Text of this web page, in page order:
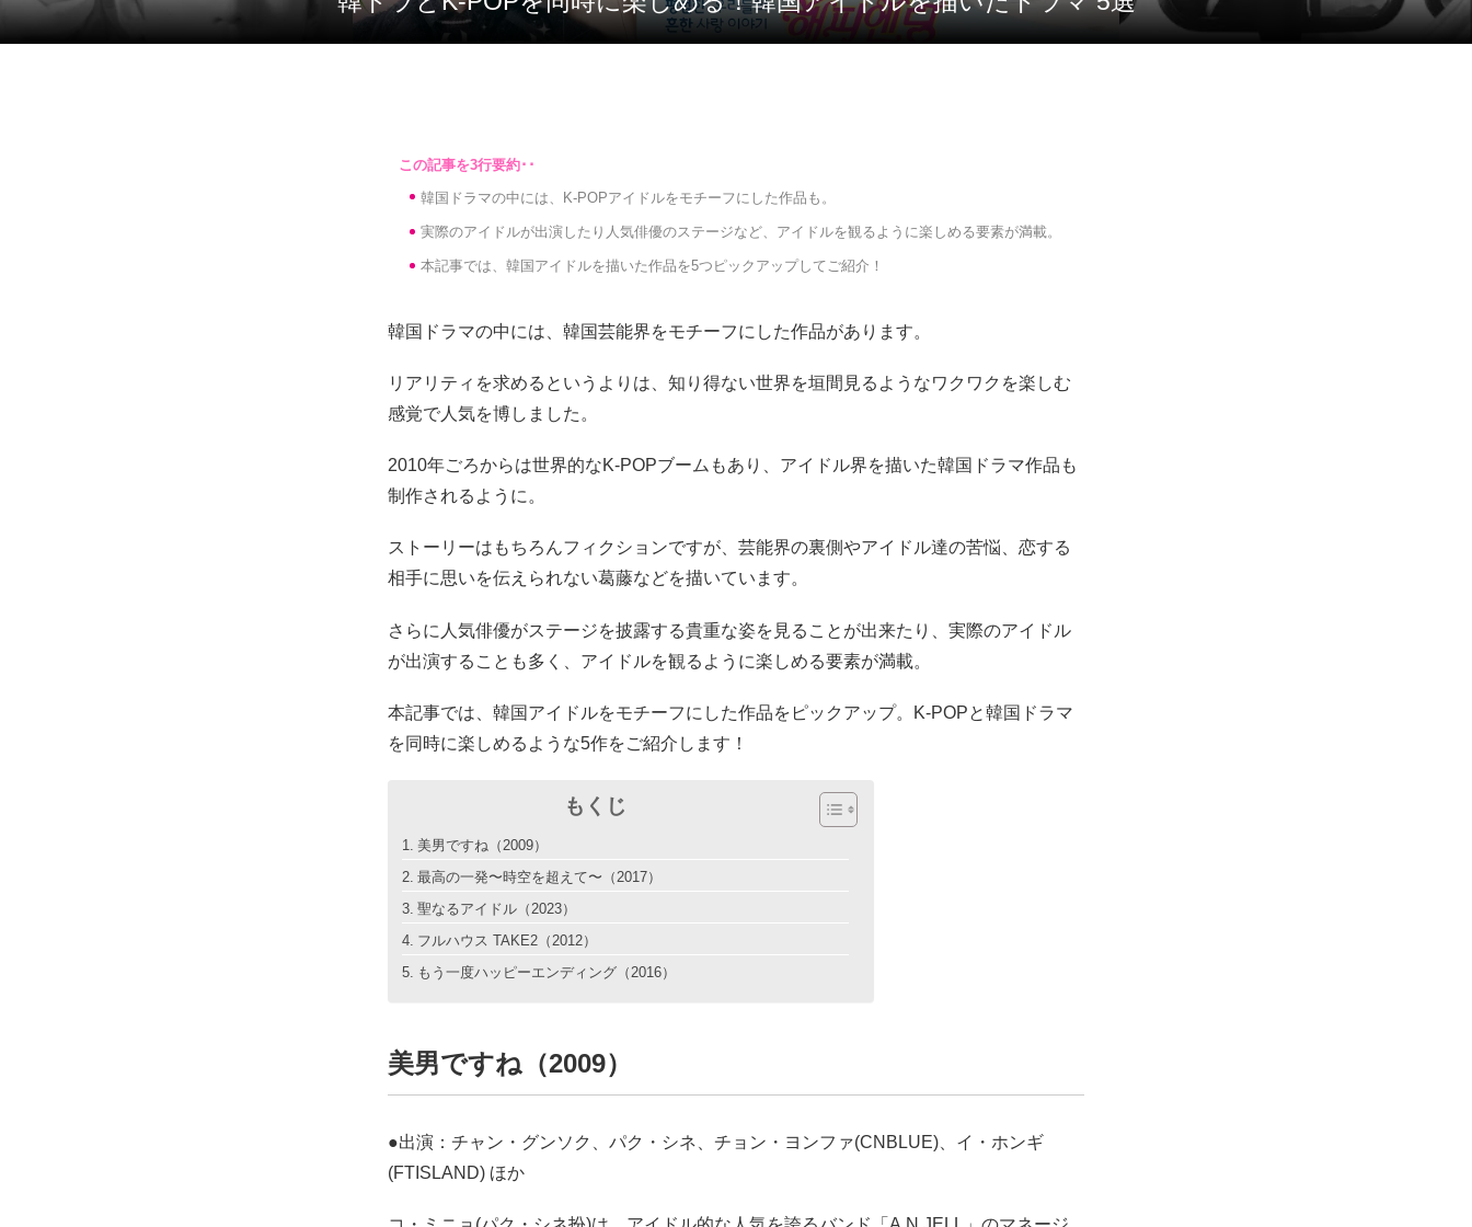
韓国ドラマの中には、K-POPアイドルをモチーフにした作品も。
実際のアイドルが出演したり人気俳優のステージなど、アイドルを観るように楽しめる要素が満載。
本記事では、韓国アイドルを描いた作品を5つピックアップしてご紹介！
韓国ドラマの中には、韓国芸能界をモチーフにした作品があります。
リアリティを求めるというよりは、知り得ない世界を垣間見るようなワクワクを楽しむ
感覚で人気を博しました。
2010年ごろからは世界的なK-POPブームもあり、アイドル界を描いた韓国ドラマ作品も
制作されるように。
ストーリーはもちろんフィクションですが、芸能界の裏側やアイドル達の苦悩、恋する
相手に思いを伝えられない葛藤などを描いています。
さらに人気俳優がステージを披露する貴重な姿を見ることが出来たり、実際のアイドル
が出演することも多く、アイドルを観るように楽しめる要素が満載。
本記事では、韓国アイドルをモチーフにした作品をピックアップ。K-POPと韓国ドラマ
を同時に楽しめるような5作をご紹介します！
もくじ
美男ですね（2009）
最高の一発〜時空を超えて〜（2017）
聖なるアイドル（2023）
フルハウス TAKE2（2012）
もう一度ハッピーエンディング（2016）
美男ですね（2009）
●出演：チャン・グンソク、パク・シネ、チョン・ヨンファ(CNBLUE)、イ・ホンギ
(FTISLAND) ほか